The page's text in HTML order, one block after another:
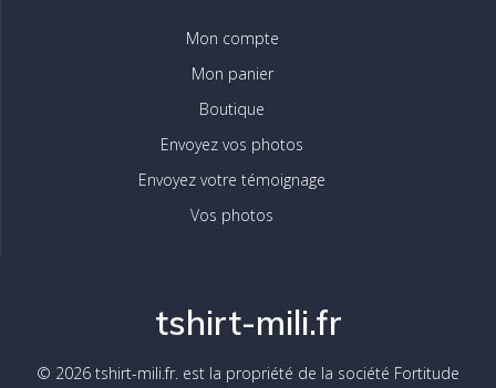
Mon compte
Mon panier
Boutique
Envoyez vos photos
Envoyez votre témoignage
Vos photos
tshirt-mili.fr
© 2026 tshirt-mili.fr. est la propriété de la société Fortitude